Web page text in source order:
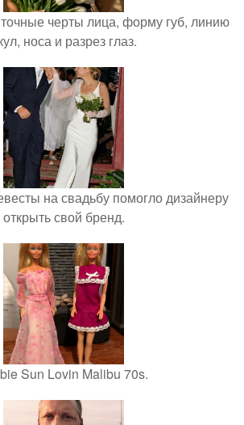
черты лица, форму губ, линию
носа и разрез глаз.
на свадьбу помогло дизайнеру
открыть свой бренд.
Sun Lovin Malibu 70s.